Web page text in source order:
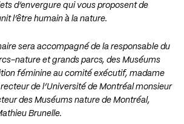
d’envergure qui vous proposent de
l’être humain à la nature.
sera accompagné de la responsable du
nature et grands parcs, des Muséums
féminine au comité exécutif, madame
de l’Université de Montréal monsieur
des Muséums nature de Montréal,
Brunelle.